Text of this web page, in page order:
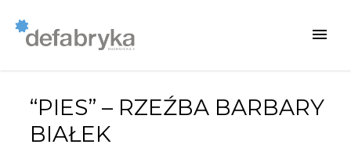
“PIES” – RZEŹBA BARBARY
BIAŁEK